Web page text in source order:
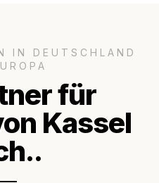
IN DEUTSCHLAND
für
Kassel